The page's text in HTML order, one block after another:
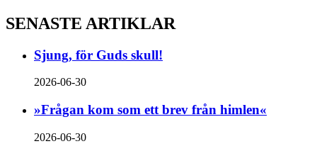
SENASTE ARTIKLAR
Sjung, för Guds skull!
2026-06-30
»Frågan kom som ett brev från himlen«
2026-06-30